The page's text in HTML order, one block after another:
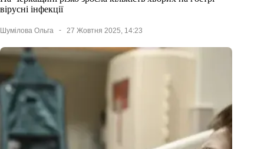
вірусні інфекції
Шумілова Ольга 27 Жовтня 2025, 14:23